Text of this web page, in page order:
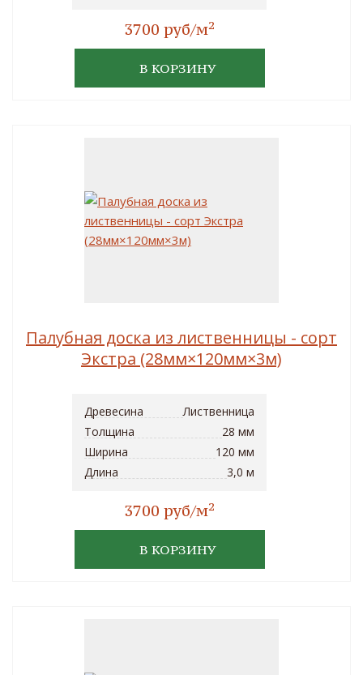
3700 руб/м2
В КОРЗИНУ
Палубная доска из лиственницы - сорт
Экстра (28мм×120мм×3м)
Древесина
Лиственница
Толщина
28 мм
Ширина
120 мм
Длина
3,0 м
3700 руб/м2
В КОРЗИНУ